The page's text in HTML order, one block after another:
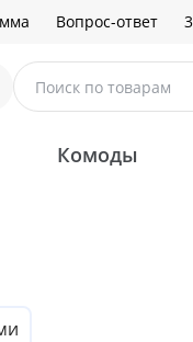
Вопрос-ответ
Поиск по товарам
Комоды